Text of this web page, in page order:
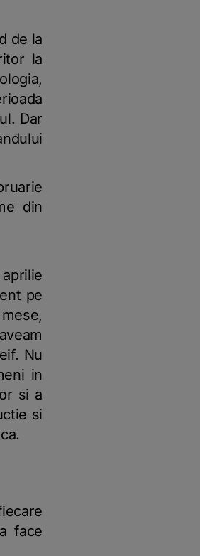
de la
la
Dar
din
pe
Nu
in
si a
si
face